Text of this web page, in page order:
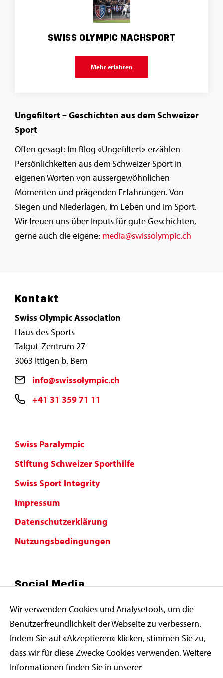
SWISS OLYMPIC NACHSPORT
Mehr erfahren
Ungefiltert – Geschichten aus dem Schweizer
Sport
Offen gesagt: Im Blog «Ungefiltert» erzählen
Persönlichkeiten aus dem Schweizer Sport in
eigenen Worten von aussergewöhnlichen
Momenten und prägenden Erfahrungen. Von
Siegen und Niederlagen, im Leben und im Sport.
Wir freuen uns über Inputs für gute Geschichten,
gerne auch die eigene: media@swissolympic.ch
Kontakt
Swiss Olympic Association
Haus des Sports
Talgut-Zentrum 27
3063 Ittigen b. Bern
info@swissolympic.ch
+41 31 359 71 11
Swiss Paralympic
Stiftung Schweizer Sporthilfe
Swiss Sport Integrity
Impressum
Datenschutzerklärung
Nutzungsbedingungen
Social Media
Wir verwenden Cookies und Analysetools, um die
Benutzerfreundlichkeit der Webseite zu verbessern.
Indem Sie auf «Akzeptieren» klicken, stimmen Sie zu,
dass wir für diese Zwecke Cookies verwenden. Weitere
Informationen finden Sie in unserer